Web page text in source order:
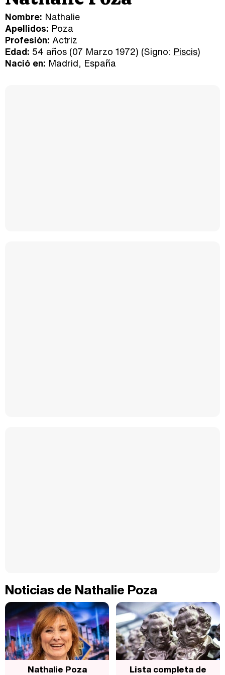
Nombre: Nathalie
Apellidos: Poza
Profesión: Actriz
Edad: 54 años (07 Marzo 1972) (Signo: Piscis)
Nació en: Madrid, España
Noticias de Nathalie Poza
Nathalie Poza Lista completa de